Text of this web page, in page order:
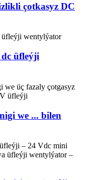
çotkasyz DC
üfleýji
we ... bilen